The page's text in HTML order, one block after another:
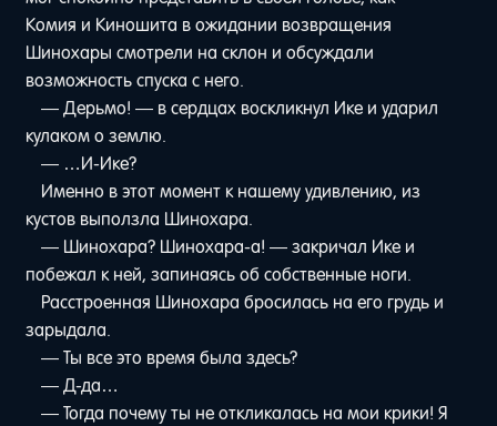
Комия и Киношита в ожидании возвращения
Шинохары смотрели на склон и обсуждали
возможность спуска с него.
— Дерьмо! — в сердцах воскликнул Ике и ударил
кулаком о землю.
— …И-Ике?
Именно в этот момент к нашему удивлению, из
кустов выползла Шинохара.
— Шинохара? Шинохара-а! — закричал Ике и
побежал к ней, запинаясь об собственные ноги.
Расстроенная Шинохара бросилась на его грудь и
зарыдала.
— Ты все это время была здесь?
— Д-да…
— Тогда почему ты не откликалась на мои крики! Я